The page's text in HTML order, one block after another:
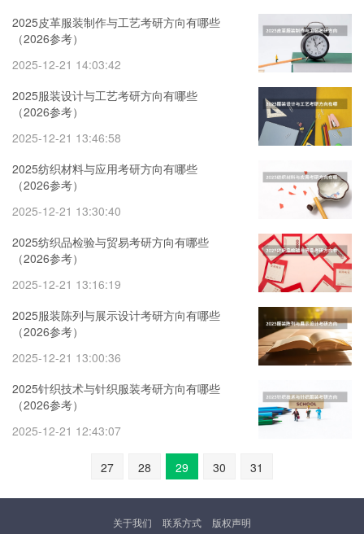
2025皮革服装制作与工艺考研方向有哪些
（2026参考）
2025-12-21 14:03:42
2025服装设计与工艺考研方向有哪些
（2026参考）
2025-12-21 13:46:58
2025纺织材料与应用考研方向有哪些
（2026参考）
2025-12-21 13:30:40
2025纺织品检验与贸易考研方向有哪些
（2026参考）
2025-12-21 13:16:19
2025服装陈列与展示设计考研方向有哪些
（2026参考）
2025-12-21 13:00:36
2025针织技术与针织服装考研方向有哪些
（2026参考）
2025-12-21 12:43:07
27 28 29 30 31
关于我们 联系方式 版权声明